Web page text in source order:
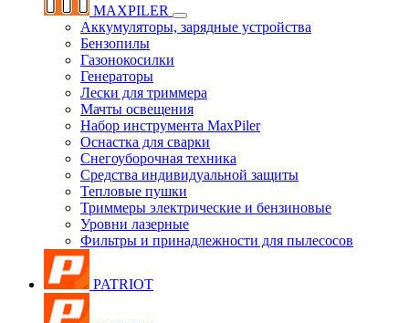
MAXPILER
Аккумуляторы, зарядные устройства
Бензопилы
Газонокосилки
Генераторы
Лески для триммера
Мачты освещения
Набор инструмента MaxPiler
Оснастка для сварки
Снегоуборочная техника
Средства индивидуальной защиты
Тепловые пушки
Триммеры электрические и бензиновые
Уровни лазерные
Фильтры и принадлежности для пылесосов
PATRIOT